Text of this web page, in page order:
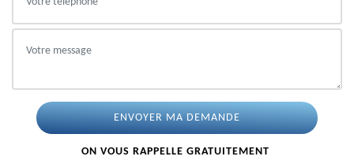
ON VOUS RAPPELLE GRATUITEMENT